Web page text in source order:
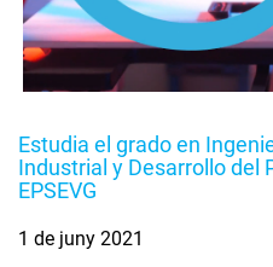
Estudia el grado en
Industrial y Desarrollo del
EPSEVG
1 de juny 2021